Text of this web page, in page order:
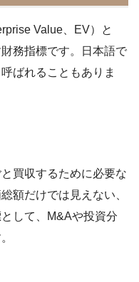
Value、EV）と
務指標です。日本語で
ばれることもありま
買収するために必要な
額だけでは見えない、
して、M&Aや投資分